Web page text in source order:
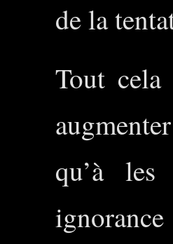
de la
Tout
qu’à